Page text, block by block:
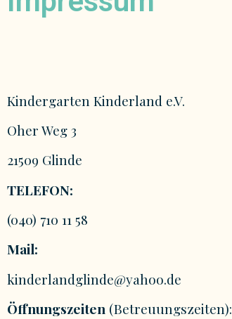
Kindergarten Kinderland e.V.
Oher Weg 3
21509 Glinde
TELEFON:
(040) 710 11 58
Mail:
kinderlandglinde@yahoo.de
Öffnungszeiten (Betreuungszeiten):